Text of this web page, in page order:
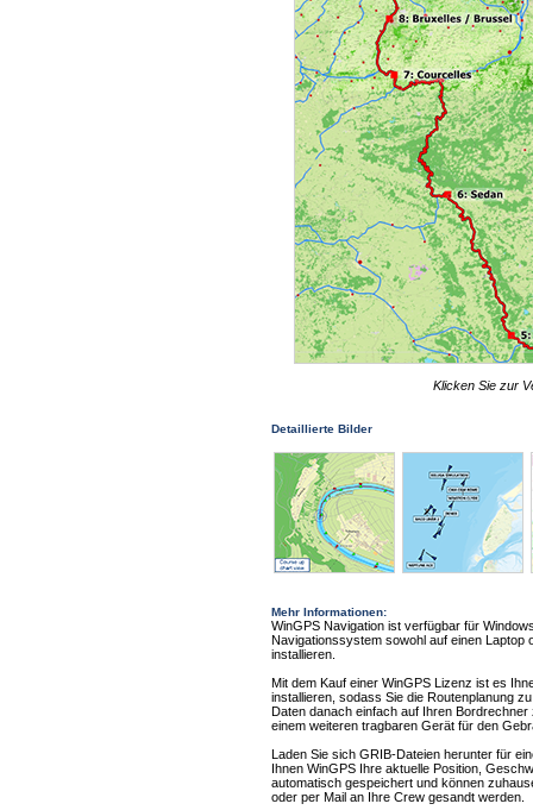
Klicken Sie zur
Detaillierte Bilder
Mehr Informationen:
WinGPS Navigation ist verfügbar für
Navigationssystem sowohl auf einen Laptop
installieren.
Mit dem Kauf einer WinGPS Lizenz ist es
installieren, sodass Sie die Routenplanung
Daten danach einfach auf Ihren
einem weiteren tragbaren Gerät für den
Laden Sie sich GRIB-Dateien herunter für
Ihnen WinGPS Ihre aktuelle Position,
automatisch gespeichert und können
oder per Mail an Ihre Crew gesandt werden.